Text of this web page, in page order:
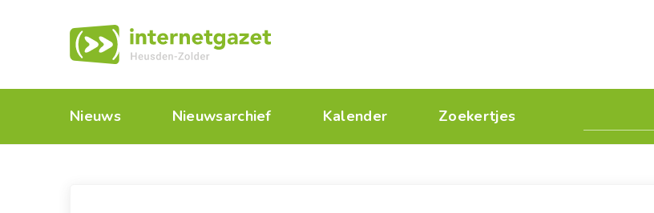
Nieuws Nieuwsarchief Kalender Zoekertjes